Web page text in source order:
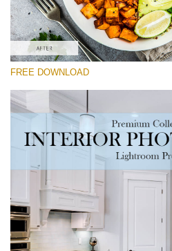
(120 Lr Presets)
Entire Collection
(2067 Lr Presets)
FREE DOWNLOAD